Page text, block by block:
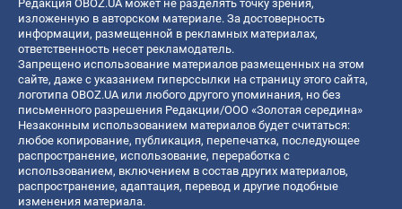
Редакция OBOZ.UA может не разделять точку зрения,
изложенную в авторском материале. За достоверность
информации, размещенной в рекламных материалах,
ответственность несет рекламодатель.
Запрещено использование материалов размещенных на этом
сайте, даже с указанием гиперссылки на страницу этого сайта,
логотипа OBOZ.UA или любого другого упоминания, но без
письменного разрешения Редакции/ООО «Золотая середина»
Незаконным использованием материалов будет считаться:
любое копирование, публикация, перепечатка, последующее
распространение, использование, переработка с
использованием, включением в состав других материалов,
распространение, адаптация, перевод и другие подобные
изменения материала.